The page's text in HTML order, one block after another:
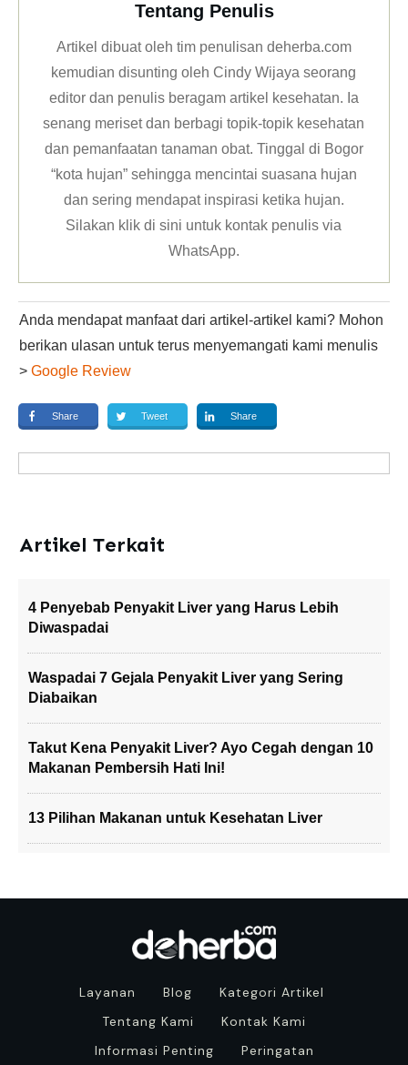
Tentang Penulis
Artikel dibuat oleh tim penulisan deherba.com
kemudian disunting oleh Cindy Wijaya seorang
editor dan penulis beragam artikel kesehatan. Ia
senang meriset dan berbagi topik-topik kesehatan
dan pemanfaatan tanaman obat. Tinggal di Bogor
“kota hujan” sehingga mencintai suasana hujan
dan sering mendapat inspirasi ketika hujan.
Silakan klikdi sini untuk kontak penulis via
WhatsApp.
Anda mendapat manfaat dari artikel-artikel kami? Mohon
berikan ulasan untuk terus menyemangati kami menulis
> Google Review
Share Tweet Share
Artikel Terkait
4 Penyebab Penyakit Liver yang Harus Lebih
Diwaspadai
Waspadai 7 Gejala Penyakit Liver yang Sering
Diabaikan
Takut Kena Penyakit Liver? Ayo Cegah dengan 10
Makanan Pembersih Hati Ini!
13 Pilihan Makanan untuk Kesehatan Liver
Layanan Blog
Kategori Artikel
Tentang Kami
Kontak Kami
Informasi Penting
Peringatan